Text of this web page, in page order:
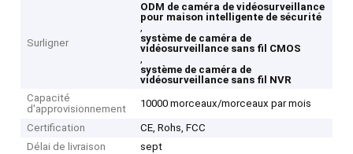
Surligner
ODM de caméra de vidéosurveillance
pour maison intelligente de sécurité
,
système de caméra de
vidéosurveillance sans fil CMOS
,
système de caméra de
vidéosurveillance sans fil NVR
Capacité
d'approvisionnement
10000 morceaux/morceaux par mois
Certification
CE, Rohs, FCC
Délai de livraison
sept